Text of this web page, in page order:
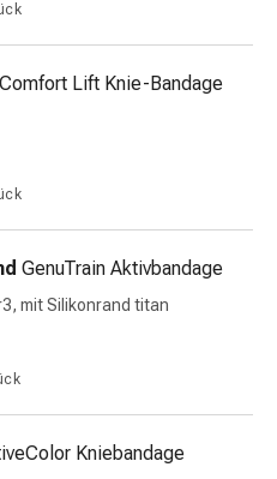
Comfort Lift Knie-Bandage
GenuTrain Aktivbandage
mit Silikonrand titan
Kniebandage